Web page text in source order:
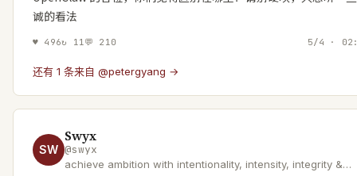
诚的看法
♥ 496↻ 11💬 210 5/4 ·
还有 1 条来自 @petergyang →
SW
Swyx
@swyx
achieve ambition with intentionality, intensity, integrity &